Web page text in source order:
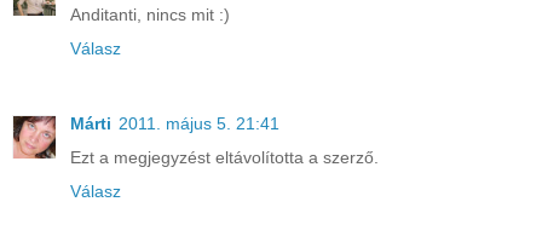
Anditanti, nincs mit :)
Válasz
Márti 2011. május 5. 21:41
Ezt a megjegyzést eltávolította a szerző.
Válasz